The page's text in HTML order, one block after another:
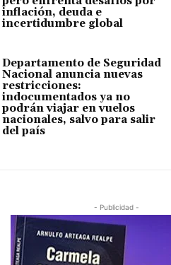
inflación, deuda e
incertidumbre global
Departamento de Seguridad
Nacional anuncia nuevas
restricciones:
indocumentados ya no
podrán viajar en vuelos
nacionales, salvo para salir
del país
- Publicidad -